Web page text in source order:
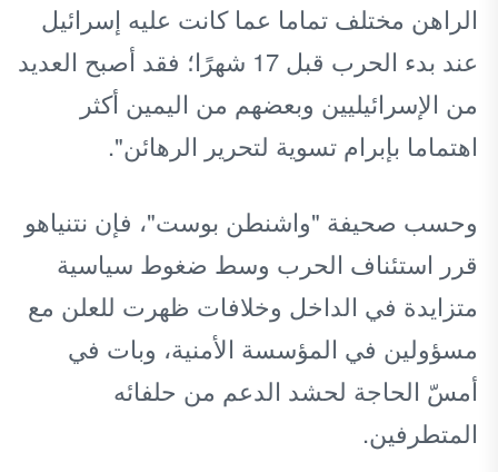
الراهن مختلف تماما عما كانت عليه إسرائيل
عند بدء الحرب قبل 17 شهرًا؛ فقد أصبح العديد
من الإسرائيليين وبعضهم من اليمين أكثر
اهتماما بإبرام تسوية لتحرير الرهائن".
وحسب صحيفة "واشنطن بوست"، فإن نتنياهو
قرر استئناف الحرب وسط ضغوط سياسية
متزايدة في الداخل وخلافات ظهرت للعلن مع
مسؤولين في المؤسسة الأمنية، وبات في
أمسّ الحاجة لحشد الدعم من حلفائه
المتطرفين.